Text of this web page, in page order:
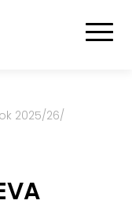
2025/26/